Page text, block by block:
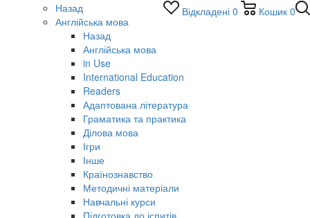
Відкладені 0 Кошик 0
Назад
Англійська мова
Назад
Англійська мова
in Use
International Education
Readers
Адаптована література
Граматика та практика
Ділова мова
Ігри
Інше
Країнознавство
Методичні матеріали
Навчальні курси
Підготовка до іспитів